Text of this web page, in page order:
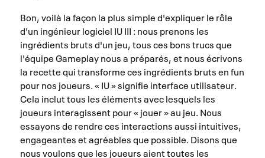
Bon, voilà la façon la plus simple d'expliquer le rôle
d'un ingénieur logiciel IU III : nous prenons les
ingrédients bruts d'un jeu, tous ces bons trucs que
l'équipe Gameplay nous a préparés, et nous écrivons
la recette qui transforme ces ingrédients bruts en fun
pour nos joueurs. « IU » signifie interface utilisateur.
Cela inclut tous les éléments avec lesquels les
joueurs interagissent pour « jouer » au jeu. Nous
essayons de rendre ces interactions aussi intuitives,
engageantes et agréables que possible. Disons que
nous voulons que les joueurs aient toutes les